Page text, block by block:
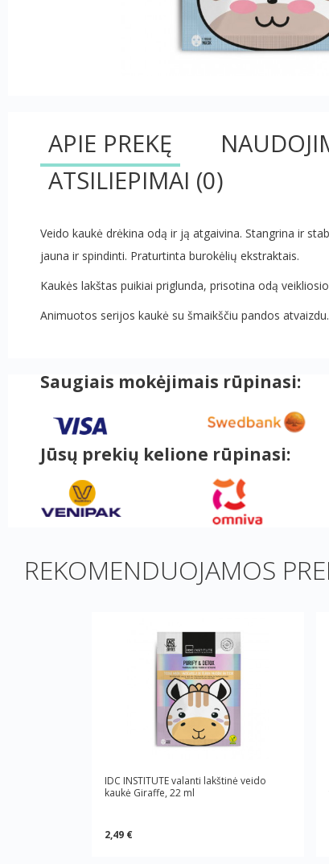
APIE PREKĘ
ATSILIEPIMAI (0)
Veido kaukė drėkina odą ir ją atgaivina. Stangrina ir
jauna ir spindinti. Praturtinta burokėlių ekstraktais.
Kaukės lakštas puikiai priglunda, prisotina odą
Animuotos serijos kaukė su šmaikščiu pandos atvaizdu.
Saugiais mokėjimais rūpinasi:
Jūsų prekių kelione rūpinasi:
REKOMENDUOJAMOS
IDC INSTITUTE valanti lakštinė veido
kaukė Giraffe, 22 ml
2,49 €